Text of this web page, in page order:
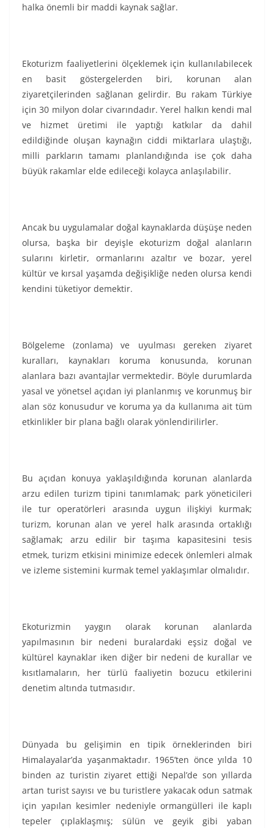
halka önemli bir maddi kaynak sağlar.
Ekoturizm faaliyetlerini ölçeklemek için kullanılabilecek
en basit göstergelerden biri, korunan alan
ziyaretçilerinden sağlanan gelirdir. Bu rakam Türkiye
için 30 milyon dolar civarındadır. Yerel halkın kendi mal
ve hizmet üretimi ile yaptığı katkılar da dahil
edildiğinde oluşan kaynağın ciddi miktarlara ulaştığı,
milli parkların tamamı planlandığında ise çok daha
büyük rakamlar elde edileceği kolayca anlaşılabilir.
Ancak bu uygulamalar doğal kaynaklarda düşüşe neden
olursa, başka bir deyişle ekoturizm doğal alanların
sularını kirletir, ormanlarını azaltır ve bozar, yerel
kültür ve kırsal yaşamda değişikliğe neden olursa kendi
kendini tüketiyor demektir.
Bölgeleme (zonlama) ve uyulması gereken ziyaret
kuralları, kaynakları koruma konusunda, korunan
alanlara bazı avantajlar vermektedir. Böyle durumlarda
yasal ve yönetsel açıdan iyi planlanmış ve korunmuş bir
alan söz konusudur ve koruma ya da kullanıma ait tüm
etkinlikler bir plana bağlı olarak yönlendirilirler.
Bu açıdan konuya yaklaşıldığında korunan alanlarda
arzu edilen turizm tipini tanımlamak; park yöneticileri
ile tur operatörleri arasında uygun ilişkiyi kurmak;
turizm, korunan alan ve yerel halk arasında ortaklığı
sağlamak; arzu edilir bir taşıma kapasitesini tesis
etmek, turizm etkisini minimize edecek önlemleri almak
ve izleme sistemini kurmak temel yaklaşımlar olmalıdır.
Ekoturizmin yaygın olarak korunan alanlarda
yapılmasının bir nedeni buralardaki eşsiz doğal ve
kültürel kaynaklar iken diğer bir nedeni de kurallar ve
kısıtlamaların, her türlü faaliyetin bozucu etkilerini
denetim altında tutmasıdır.
Dünyada bu gelişimin en tipik örneklerinden biri
Himalayalar’da yaşanmaktadır. 1965’ten önce yılda 10
binden az turistin ziyaret ettiği Nepal’de son yıllarda
artan turist sayısı ve bu turistlere yakacak odun satmak
için yapılan kesimler nedeniyle ormangülleri ile kaplı
tepeler çıplaklaşmış; sülün ve geyik gibi yaban